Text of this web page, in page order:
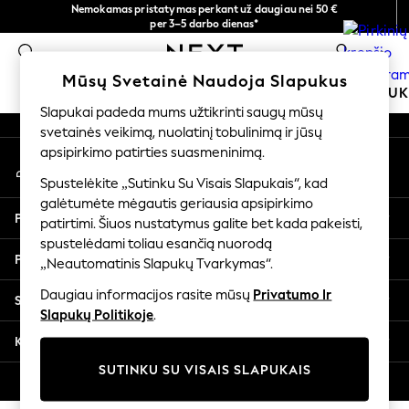
Nemokamas pristatymas perkant už daugiau nei 50 €
per 3–5 darbo dienas*
Dabar galite apsipirkti lietuvių kalba!
0
MOKYKLINĖ APRANGA MERGAITĖMS
SCHOOLWEAR
All Boys Schoolwear
Shoes
Trousers
Shorts
Shirts
Polo Shirts
Sweatshirts & Jumpers
Coats & Jackets
Underwear
Multipacks
All Boys Sport & Swimwear
An error occurred on client
Mūsų socialiniai tinklai
Mano paskyra
Prisijunkite prie savo paskyros
Pagalba
Privatumas ir teisinė informacija
Skyriai
Kitos paslaugos
Mūsų Svetainė Naudoja Slapukus
Slapukai padeda mums užtikrinti saugų mūsų
svetainės veikimą, nuolatinį tobulinimą ir jūsų
apsipirkimo patirties suasmeninimą.
Spustelėkite „Sutinku Su Visais Slapukais“, kad
galėtumėte mėgautis geriausia apsipirkimo
patirtimi. Šiuos nustatymus galite bet kada pakeisti,
spustelėdami toliau esančią nuorodą
„Neautomatinis Slapukų Tvarkymas“.
Daugiau informacijos rasite mūsų Privatumo Ir
Slapukų Politikoje.
SUTINKU SU VISAIS SLAPUKAIS